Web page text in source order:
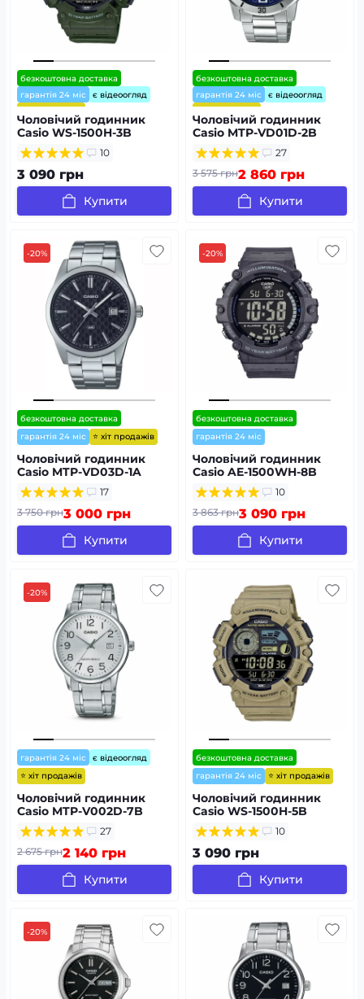
безкоштовна доставка
гарантія 24 міс
є відеоогляд
⭐ хіт продажів
Чоловічий годинник
Casio WS-1500H-3B
10
3 090 грн
Купити
безкоштовна доставка
гарантія 24 міс
є відеоогляд
⭐ хіт продажів
Чоловічий годинник
Casio MTP-VD01D-2B
27
3 575 грн2 860 грн
Купити
-20%
безкоштовна доставка
гарантія 24 міс
⭐ хіт продажів
Чоловічий годинник
Casio MTP-VD03D-1A
17
3 750 грн3 000 грн
Купити
-20%
безкоштовна доставка
гарантія 24 міс
Чоловічий годинник
Casio AE-1500WH-8B
10
3 863 грн3 090 грн
Купити
-20%
гарантія 24 міс
є відеоогляд
⭐ хіт продажів
Чоловічий годинник
Casio MTP-V002D-7B
27
2 675 грн2 140 грн
Купити
безкоштовна доставка
гарантія 24 міс
⭐ хіт продажів
Чоловічий годинник
Casio WS-1500H-5B
10
3 090 грн
Купити
-20%